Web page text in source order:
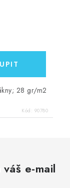
28 gr/m2
Kód: 90780
e-mail